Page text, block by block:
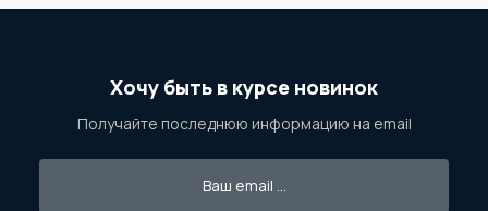
Хочу быть в курсе новинок
Получайте последнюю информацию на email